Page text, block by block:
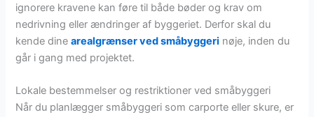
ignorere kravene kan føre til både bøder og krav om
nedrivning eller ændringer af byggeriet. Derfor skal du
kende dinearealgrænser ved småbyggeri nøje, inden du
går i gang med projektet.
Lokale bestemmelser og restriktioner ved småbyggeri
Når du planlægger småbyggeri som carporte eller skure, er